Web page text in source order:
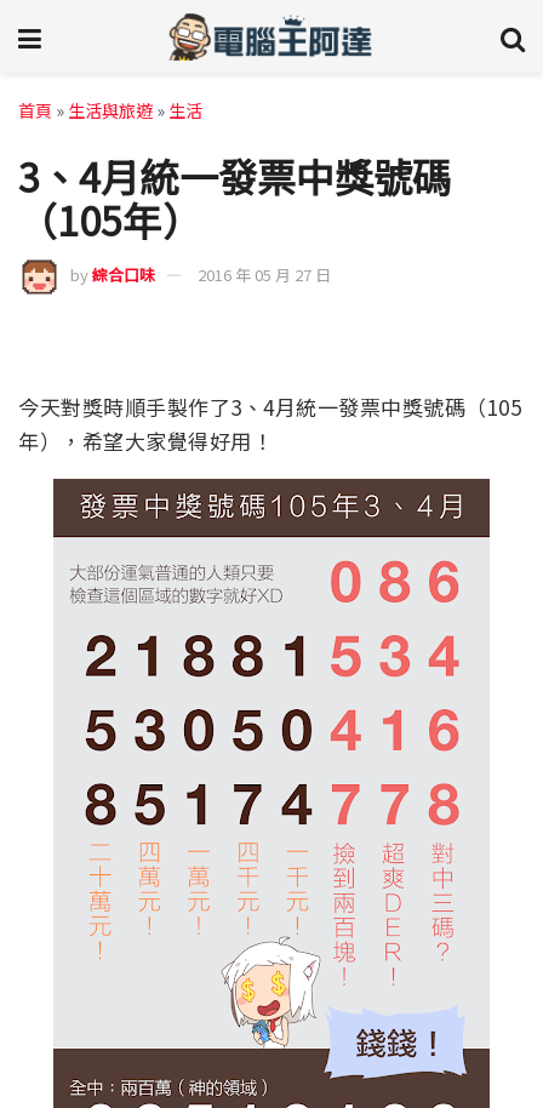
首頁 » 生活與旅遊 » 生活
3、4月統一發票中獎號碼
（105年）
by綜合口味 2016 年 05 月 27 日
今天對獎時順手製作了3、4月統一發票中獎號碼（105
年），希望大家覺得好用！